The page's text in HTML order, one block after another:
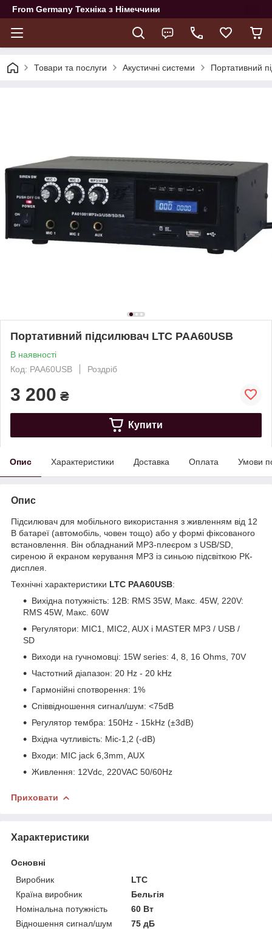
From Germany Техніка з Німеччини
Товари та послуги Акустичні системи Портативний
Портативний підсилювач LTC PAA60USB
В наявності
Код: PAA60USB
Роздріб
3 200 ₴
Купити
Опис Характеристики Доставка Оплата Умови
Опис
Підсилювач для мобільного використання з живленням від 12
В батареї (автомобіль, човен тощо) або у формі фіксованого
встановлення. Він обладнаний MP3-плеєром з USB/SD,
сиреною й екраном керування MP3 із синьою підсвіткою РК-
дисплея.
Технічні характеристики LTC PAA60USB:
Вихідна потужність: 12В: RMS 35W, Макс. 45W, 220V:
RMS 45W, Макс. 60W
Регулятори: MIC1, MIC2, AUX і MASTER MP3 / USB /
SD
Виходи на гучномовці: 15W series: 4, 8, 16 Ohms, 70V
Частотний діапазон: 20 Hz - 20 kHz
Гармонійні спотворення: 1%
Співвідношення сигнал/шум: <75dB
Регулятор тембра: 150Hz - 15kHz (±3dB)
Вхідна чутливість: Mic-1,2 (-dB)
Входи: MIC jack 6,3mm, AUX
Живлення: 12Vdc, 220VAC 50/60Hz
Приховати
Характеристики
Основні
Виробник
LTC
Країна виробник
Бельгія
Номінальна потужність
60 Вт
Відношення сигнал/шум
75 дБ